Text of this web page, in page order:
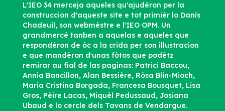
L'IEO 34 merceja aqueles qu'ajudèron per la
construccion d'aqueste site e tot primièr lo Danís
Chadeuil, son webmèstre e l'IEO OPM. Un
grandmercé tanben a aquelas e aqueles que
respondèron de òc a la crida per son illustracion
e que mandèron d'unas fòtos que podètz
remirar au fial de las paginas: Patrici Baccou,
Annia Bancillon, Alan Bessière, Ròsa Blin-Mioch,
Maria Cristina Borgada, Francesa Bousquet, Lisa
Gros, Pèire Lacas, Miquèl Pedussaud, Josiana
Ubaud e lo cercle dels Tavans de Vendargue.